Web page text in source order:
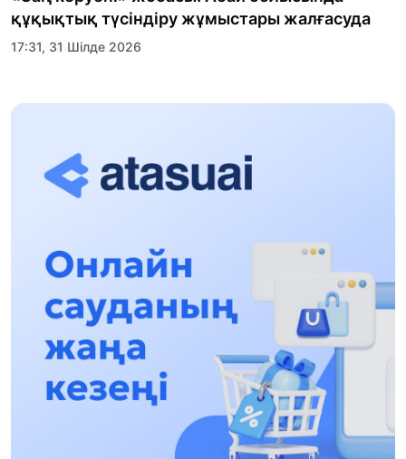
құқықтық түсіндіру жұмыстары жалғасуда
17:31, 31 Шілде 2026
Халықаралық «Формула-1 H2O» жарысын
13:13, 30 Шілде 2026
12:01, 28 Шілде 2026
Абзал Достияр: Думан Мұхаметкәрімді
Алматы түрмесіне ауыстыруы мүмкін
16:15, 27 Шілде 2026
Өскенбай Құлатайұлы: Руханиятқа қызмет